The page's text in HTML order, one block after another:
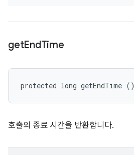
getEndTime
protected long getEndTime ()
호출의 종료 시간을 반환합니다.